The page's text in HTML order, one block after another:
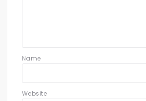
Name
Website